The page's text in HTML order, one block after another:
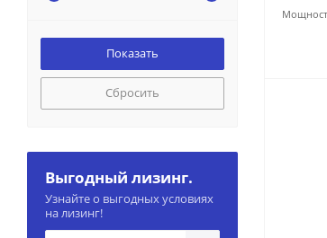
Сбросить
Выгодный лизинг.
Узнайте о выгодных условиях
на лизинг!